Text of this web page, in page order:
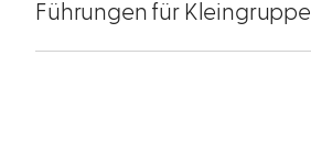
Führungen für